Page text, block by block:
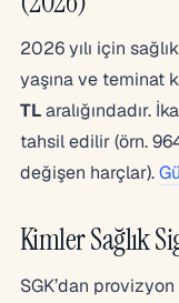
2026 yılı için
yaşına ve teminat
TLaralığındadır.
tahsil edilir (örn.
değişen harçlar).
Kimler Sağlık
SGK’dan